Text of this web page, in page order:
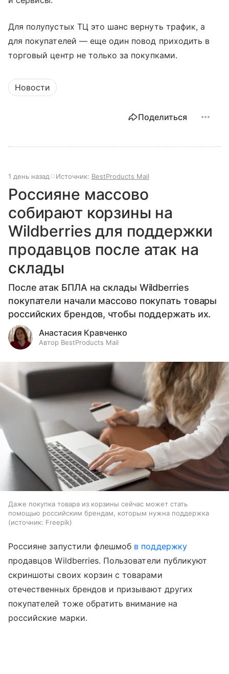
Для полупустых ТЦ это шанс вернуть трафик, а
для покупателей — еще один повод приходить в
торговый центр не только за покупками.
Новости
Поделиться
1 день назад Источник: BestProducts Mail
Россияне массово
собирают корзины на
Wildberries для поддержки
продавцов после атак на
склады
После атак БПЛА на склады Wildberries
покупатели начали массово покупать товары
российских брендов, чтобы поддержать их.
Анастасия Кравченко
Автор BestProducts Mail
Даже покупка товара из корзины сейчас может стать
помощью российским брендам, которым нужна поддержка
источник: Freepik
Россияне запустили флешмоб в поддержку
продавцов Wildberries. Пользователи публикуют
скриншоты своих корзин с товарами
отечественных брендов и призывают других
покупателей тоже обратить внимание на
российские марки.